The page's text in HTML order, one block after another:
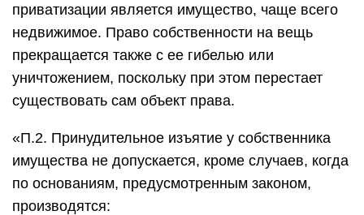
приватизации является имущество, чаще всего
недвижимое. Право собственности на вещь
прекращается также с ее гибелью или
уничтожением, поскольку при этом перестает
существовать сам объект права.
«П.2. Принудительное изъятие у собственника
имущества не допускается, кроме случаев, когда
по основаниям, предусмотренным законом,
производятся: